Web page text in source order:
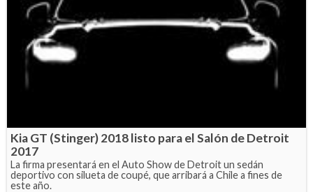
Kia GT (Stinger) 2018 listo para el Salón de Detroit
2017
La firma presentará en el Auto Show de Detroit un sedán
deportivo con silueta de coupé, que arribará a Chile a fines de
este año.